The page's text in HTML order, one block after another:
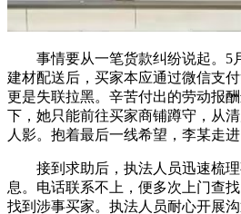
事情要从一笔货款纠纷说起。5
建材配送后，买家本应通过微信支
更是失联拉黑。辛苦付出的劳动报
下，她只能前往买家商铺蹲守，从
人影。抱着最后一线希望，李某走
接到求助后，执法人员迅速梳
息。电话联系不上，便多次上门查
找到涉事买家。执法人员耐心开展